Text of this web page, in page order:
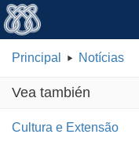
Principal Notícias
Vea también
Cultura e Extensão